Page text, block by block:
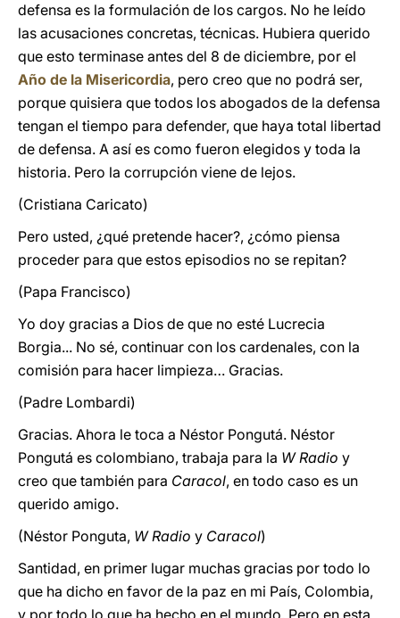
defensa es la formulación de los cargos. No he leído
las acusaciones concretas, técnicas. Hubiera querido
que esto terminase antes del 8 de diciembre, por el
Año de la Misericordia, pero creo que no podrá ser,
porque quisiera que todos los abogados de la defensa
tengan el tiempo para defender, que haya total libertad
de defensa. A así es como fueron elegidos y toda la
historia. Pero la corrupción viene de lejos.
(Cristiana Caricato)
Pero usted, ¿qué pretende hacer?, ¿cómo piensa
proceder para que estos episodios no se repitan?
(Papa Francisco)
Yo doy gracias a Dios de que no esté Lucrecia
Borgia... No sé, continuar con los cardenales, con la
comisión para hacer limpieza… Gracias.
(Padre Lombardi)
Gracias. Ahora le toca a Néstor Pongutá. Néstor
Pongutá es colombiano, trabaja para la W Radio y
creo que también para Caracol, en todo caso es un
querido amigo.
(Néstor Ponguta, W Radio y Caracol)
Santidad, en primer lugar muchas gracias por todo lo
que ha dicho en favor de la paz en mi País, Colombia,
y por todo lo que ha hecho en el mundo. Pero en esta